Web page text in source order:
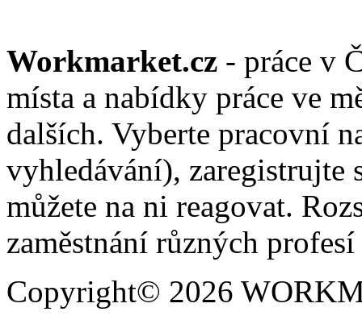
Workmarket.cz - práce v
místa a nabídky práce ve
dalších. Vyberte pracovní
vyhledávání), zaregistrujte
můžete na ni reagovat.
zaměstnání různých
Copyright© 2026